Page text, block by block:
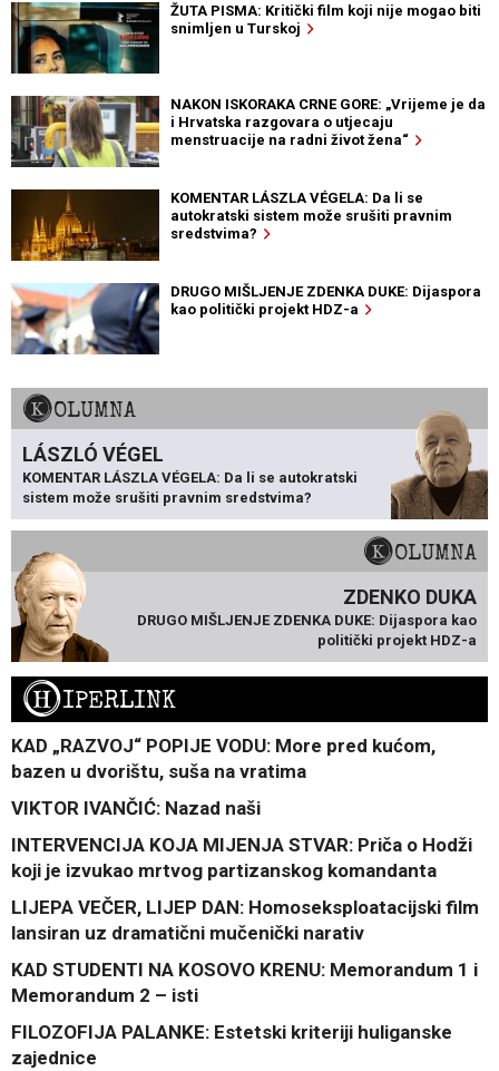
ŽUTA PISMA: Kritički film koji nije mogao biti
snimljen u Turskoj
NAKON ISKORAKA CRNE GORE: „Vrijeme je da
i Hrvatska razgovara o utjecaju
menstruacije na radni život žena“
KOMENTAR LÁSZLA VÉGELA: Da li se
autokratski sistem može srušiti pravnim
sredstvima?
DRUGO MIŠLJENJE ZDENKA DUKE: Dijaspora
kao politički projekt HDZ-a
KOLUMNA
LÁSZLÓ VÉGEL
KOMENTAR LÁSZLA VÉGELA: Da li se autokratski
sistem može srušiti pravnim sredstvima?
KOLUMNA
ZDENKO DUKA
DRUGO MIŠLJENJE ZDENKA DUKE: Dijaspora kao
politički projekt HDZ-a
HIPERLINK
KAD „RAZVOJ“ POPIJE VODU: More pred kućom,
bazen u dvorištu, suša na vratima
VIKTOR IVANČIĆ: Nazad naši
INTERVENCIJA KOJA MIJENJA STVAR: Priča o Hodži
koji je izvukao mrtvog partizanskog komandanta
LIJEPA VEČER, LIJEP DAN: Homoseksploatacijski film
lansiran uz dramatični mučenički narativ
KAD STUDENTI NA KOSOVO KRENU: Memorandum 1 i
Memorandum 2 – isti
FILOZOFIJA PALANKE: Estetski kriteriji huliganske
zajednice